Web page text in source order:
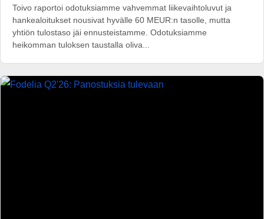
Toivo raportoi odotuksiamme vahvemmat liikevaihtoluvut ja
hankealoitukset nousivat hyvälle 60 MEUR:n tasolle, mutta
yhtiön tulostaso jäi ennusteistamme. Odotuksiamme
heikomman tuloksen taustalla oliva...